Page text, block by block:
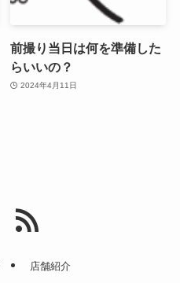
前撮り当日は何を準備した
らいいの？
2024年4月11日
店舗紹介